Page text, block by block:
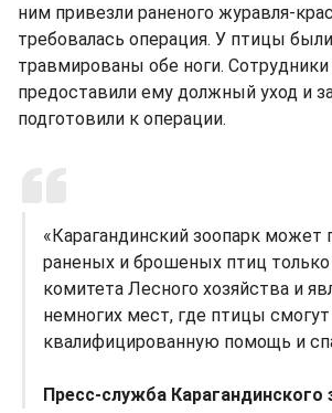
ним привезли раненого журавля-
требовалась операция. У птицы
травмированы обе ноги. Сотрудники
предоставили ему должный уход и
подготовили к операции.
«Карагандинский зоопарк может
раненых и брошеных птиц
комитета Лесного хозяйства и
немногих мест, где птицы смогут
квалифицированную помощь и
Пресс-служба Карагандинского